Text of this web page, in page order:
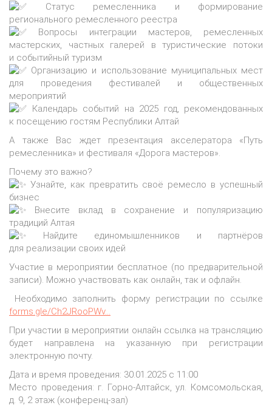
Статус ремесленника и формирование
регионального ремесленного реестра
Вопросы интеграции мастеров, ремесленных
мастерских, частных галерей в туристические потоки
и событийный туризм
Организацию и использование муниципальных мест
для проведения фестивалей и общественных
мероприятий
Календарь событий на 2025 год, рекомендованных
к посещению гостям Республики Алтай
А также Вас ждет презентация акселератора
«Путь
ремесленника» и фестиваля «Дорога мастеров».
Почему это важно?
Узнайте, как превратить своё ремесло в успешный
бизнес
Внесите вклад в сохранение и популяризацию
традиций Алтая
Найдите единомышленников и партнёров
для реализации своих идей
Участие в мероприятии бесплатное (по предварительной
записи). Можно участвовать как онлайн, так и офлайн.
Необходимо заполнить форму регистрации по ссылке
forms.gle/Ch2JRooPWv…
При участии в мероприятии онлайн ссылка на трансляцию
будет направлена на указанную при регистрации
электронную почту.
Дата и время проведения: 30.01.2025 с 11:00
Место проведения: г. Горно-Алтайск, ул. Комсомольская,
д. 9, 2 этаж (конференц-зал)